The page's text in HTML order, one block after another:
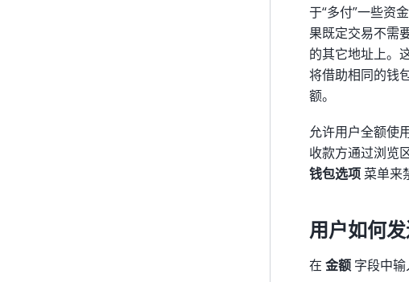
于“多付”一些资
果既定交易不需
的其它地址上。
将借助相同的钱
额。
允许用户全额使
收款方通过浏览
钱包选项 菜单来
用户如何
在 金额 字段中